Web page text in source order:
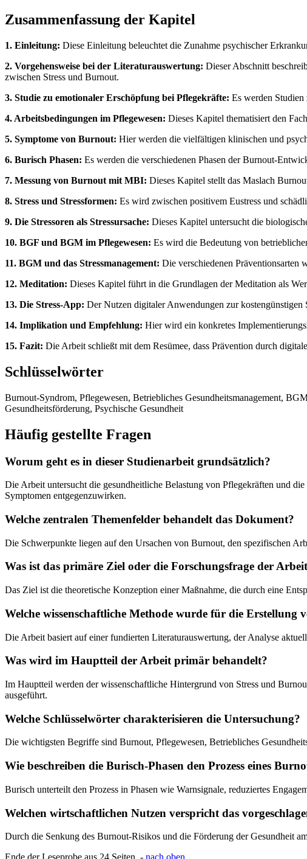
Zusammenfassung der Kapitel
1. Einleitung: Diese Einleitung beleuchtet die Zunahme psychischer
2. Vorgehensweise bei der Literaturauswertung: Dieser Abschnitt
zwischen Stress und Burnout.
3. Studie zu emotionaler Erschöpfung bei Pflegekräfte: Es werden Studien
4. Arbeitsbedingungen im Pflegewesen: Dieses Kapitel thematisiert den
5. Symptome von Burnout: Hier werden die vielfältigen klinischen und
6. Burisch Phasen: Es werden die verschiedenen Phasen der Burnout-
7. Messung von Burnout mit MBI: Dieses Kapitel stellt das Maslach
8. Stress und Stressformen: Es wird zwischen positivem Eustress und
9. Die Stressoren als Stressursache: Dieses Kapitel untersucht die
10. BGF und BGM im Pflegewesen: Es wird die Bedeutung von
11. BGM und das Stressmanagement: Die verschiedenen Präventionsarten
12. Meditation: Dieses Kapitel führt in die Grundlagen der Meditation als
13. Die Stress-App: Der Nutzen digitaler Anwendungen zur
14. Implikation und Empfehlung: Hier wird ein konkretes
15. Fazit: Die Arbeit schließt mit dem Resümee, dass Prävention durch
Schlüsselwörter
Burnout-Syndrom, Pflegewesen, Betriebliches Gesundheitsmanagement,
Gesundheitsförderung, Psychische Gesundheit
Häufig gestellte Fragen
Worum geht es in dieser Studienarbeit grundsätzlich?
Die Arbeit untersucht die gesundheitliche Belastung von Pflegekräften und
Symptomen entgegenzuwirken.
Welche zentralen Themenfelder behandelt das Dokument?
Die Schwerpunkte liegen auf den Ursachen von Burnout, den spezifischen
Was ist das primäre Ziel oder die Forschungsfrage der
Das Ziel ist die theoretische Konzeption einer Maßnahme, die durch eine
Welche wissenschaftliche Methode wurde für die Erstellung
Die Arbeit basiert auf einer fundierten Literaturauswertung, der Analyse
Was wird im Hauptteil der Arbeit primär behandelt?
Im Hauptteil werden der wissenschaftliche Hintergrund von Stress und
ausgeführt.
Welche Schlüsselwörter charakterisieren die Untersuchung?
Die wichtigsten Begriffe sind Burnout, Pflegewesen, Betriebliches
Wie beschreiben die Burisch-Phasen den Prozess eines
Burisch unterteilt den Prozess in Phasen wie Warnsignale, reduziertes
Welchen wirtschaftlichen Nutzen verspricht das
Durch die Senkung des Burnout-Risikos und die Förderung der Gesundheit